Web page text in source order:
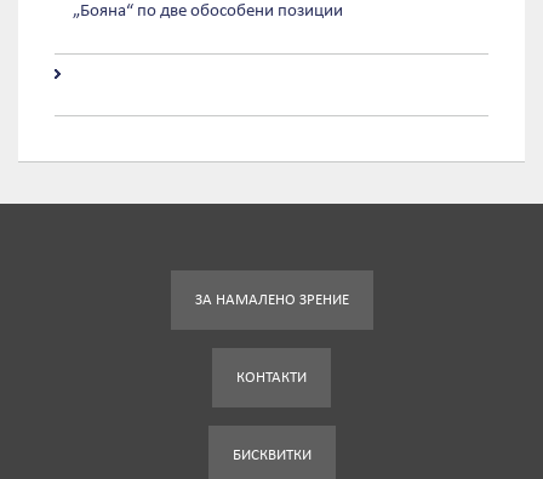
„Бояна“ по две обособени позиции
ЗА НАМАЛЕНО ЗРЕНИЕ
КОНТАКТИ
БИСКВИТКИ